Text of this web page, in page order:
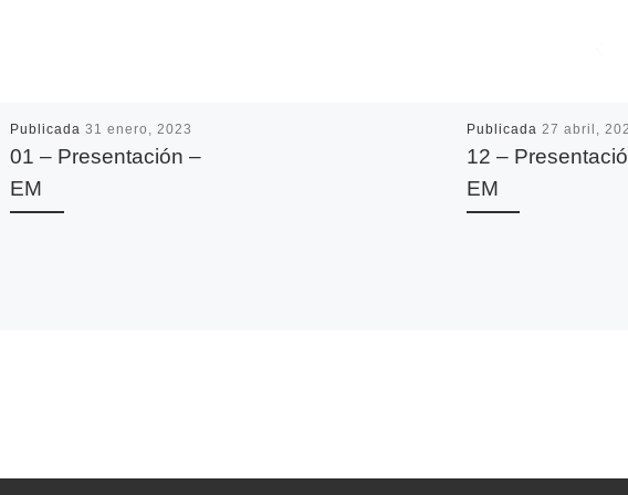
Publicada31 enero, 2023
01 – Presentación –
EM
Publicada 27 abril,
12 –
EM